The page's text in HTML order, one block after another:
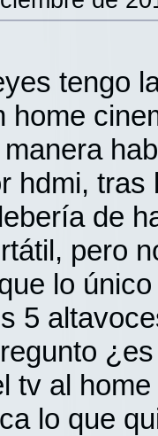
tengo
home
hdmi,
de
pero
lo
5
tv al
lo que